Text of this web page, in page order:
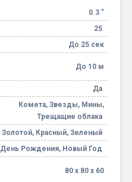
0.3 "
25
До 25 сек
До 10 м
Да
Комета, Звезды, Мины,
Трещащие облака
Золотой, Красный, Зеленый
День Рождения, Новый Год
80 х 80 х 60